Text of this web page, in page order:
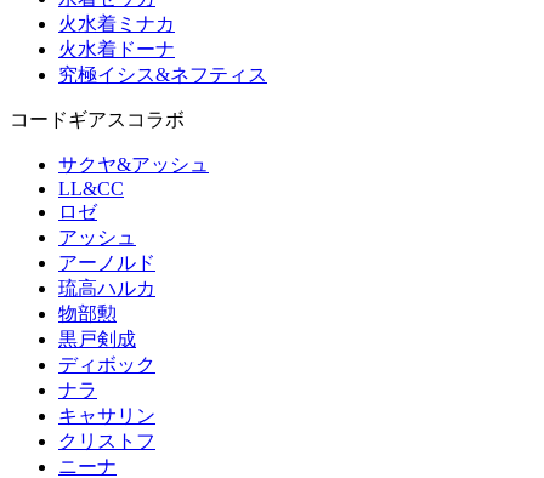
火水着ミナカ
火水着ドーナ
究極イシス&ネフティス
コードギアスコラボ
サクヤ&アッシュ
LL&CC
ロゼ
アッシュ
アーノルド
琉高ハルカ
物部勲
黒戸剣成
ディボック
ナラ
キャサリン
クリストフ
ニーナ